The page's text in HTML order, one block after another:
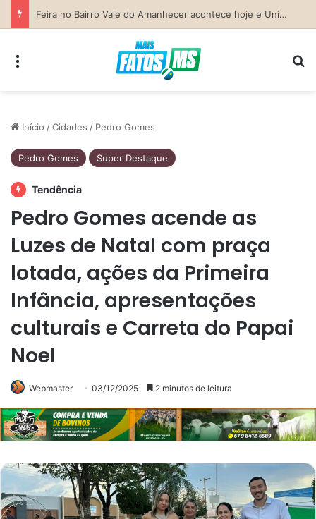
Previsão do Tempo para Costa Rica nesta sexta-feira (7)
Início /Cidades / Pedro Gomes
Pedro Gomes Super Destaque
Tendência
Pedro Gomes acende as
Luzes de Natal com praça
lotada, ações da Primeira
Infância, apresentações
culturais e Carreta do Papai
Noel
Webmaster 03/12/2025 2 minutos de leitura